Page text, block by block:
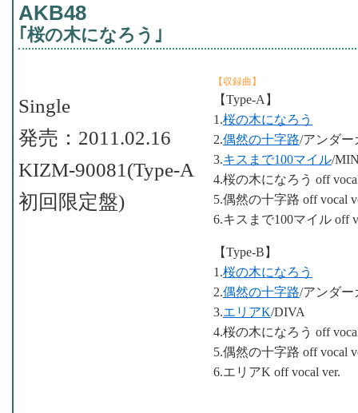
AKB48
｢桜の木になろう｣
【収録曲】
【Type-A】
1.桜の木になろう
2.偶然の十字路/アンダー
3.キスまで100マイル/
4.桜の木になろう off
5.偶然の十字路 off vocal
6.キスまで100マイル off
【Type-B】
1.桜の木になろう
2.偶然の十字路/アンダー
3.エリアK/DIVA
4.桜の木になろう off
5.偶然の十字路 off vocal
6.エリアK off vocal ver.
Single
発売：2011.02.16
KIZM-90081(Type-A
初回限定盤)